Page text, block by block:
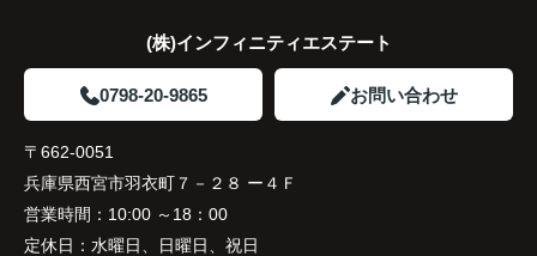
家族全員にとって、将来を見据えた良い選択だった
(株)インフィニティエステート
0798-20-9865 お問い合わせ
〒662-0051
兵庫県西宮市羽衣町７－２８ ー４Ｆ
営業時間： 10:00 ～18：00
定休日： 水曜日、日曜日、祝日